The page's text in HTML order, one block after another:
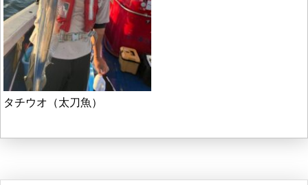
タチウオ（太刀魚）